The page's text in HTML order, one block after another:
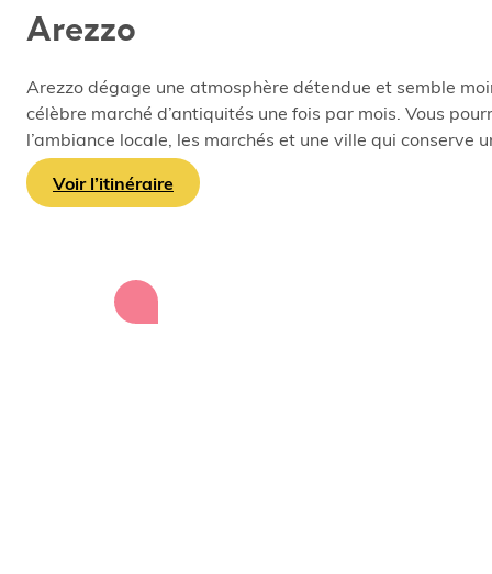
Arezzo
Arezzo dégage une atmosphère détendue et semble
célèbre marché d’antiquités une fois par mois. Vous
l’ambiance locale, les marchés et une ville qui
Voir l’itinéraire